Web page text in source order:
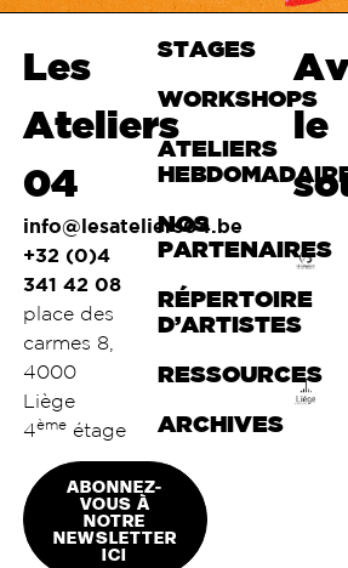
Les
Ateliers
04
info@lesateliers04.be
+32 (0)4
341 42 08
place des
carmes 8,
4000
Liège
4èmeétage
ABONNEZ-
VOUS À
NOTRE
NEWSLETTER
ICI
STAGES
WORKSHOPS
ATELIERS
NOS
PARTENAIRES
RÉPERTOIRE
D’ARTISTES
RESSOURCES
ARCHIVES
le